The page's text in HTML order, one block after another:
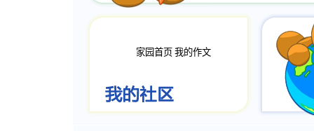
家园首页 我的作文